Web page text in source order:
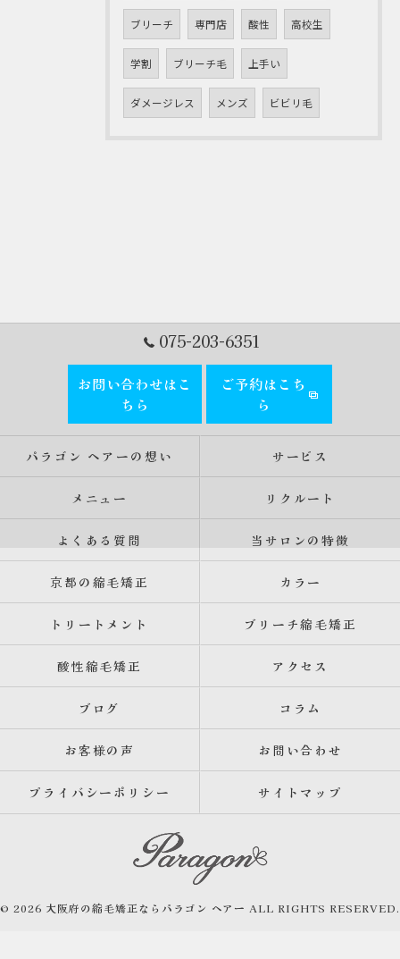
ブリーチ 専門店 酸性 高校生
学割 ブリーチ毛 上手い
ダメージレス メンズ ビビリ毛
075-203-6351
お問い合わせはこ
ちら
ご予約はこち
ら
パラゴン ヘアーの想い サービス
メニュー リクルート
よくある質問 当サロンの特徴
京都の縮毛矯正 カラー
トリートメント ブリーチ縮毛矯正
酸性縮毛矯正 アクセス
ブログ コラム
お客様の声 お問い合わせ
プライバシーポリシー サイトマップ
© 2026 大阪府の縮毛矯正ならパラゴン ヘアー ALL RIGHTS RESERVED.